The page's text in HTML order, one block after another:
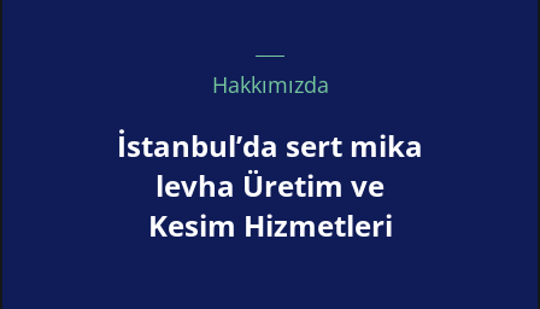
Hakkımızda
İstanbul’da sert mika
levha Üretim ve
Kesim Hizmetleri